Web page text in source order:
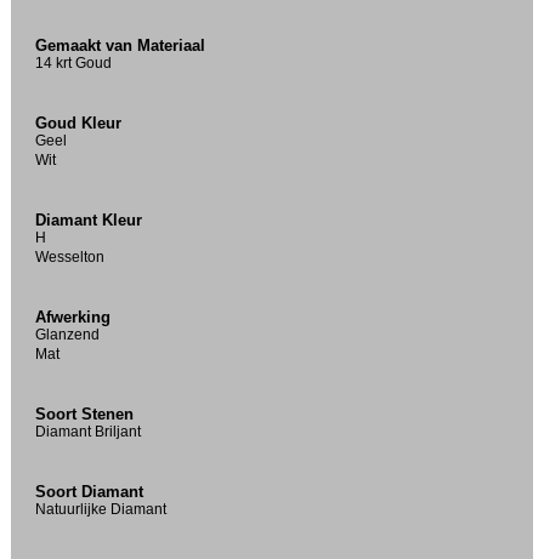
Gemaakt van Materiaal
14 krt Goud
Goud Kleur
Geel
Wit
Diamant Kleur
H
Wesselton
Afwerking
Glanzend
Mat
Soort Stenen
Diamant Briljant
Soort Diamant
Natuurlijke Diamant